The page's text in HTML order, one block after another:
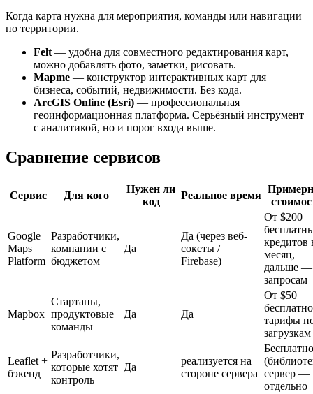
Когда карта нужна для мероприятия, команды или навигации
по территории.
Felt — удобна для совместного редактирования карт,
можно добавлять фото, заметки, рисовать.
Mapme — конструктор интерактивных карт для
бизнеса, событий, недвижимости. Без кода.
ArcGIS Online (Esri) — профессиональная
геоинформационная платформа. Серьёзный инструмент
с аналитикой, но и порог входа выше.
Сравнение сервисов
Сервис Для кого
Нужен ли
код
Реальное время
Google
Maps
Platform
Разработчики,
компании с
бюджетом
Да
Да (через веб-
сокеты /
Firebase)
От $200
кредитов
месяц,
дальше
запросам
Mapbox
Стартапы,
продуктовые
команды
Да Да
От $50
тарифы
загрузкам
Leaflet +
бэкенд
Разработчики,
которые хотят
контроль
Да
реализуется на
стороне сервера
Бесплатно
сервер —
отдельно